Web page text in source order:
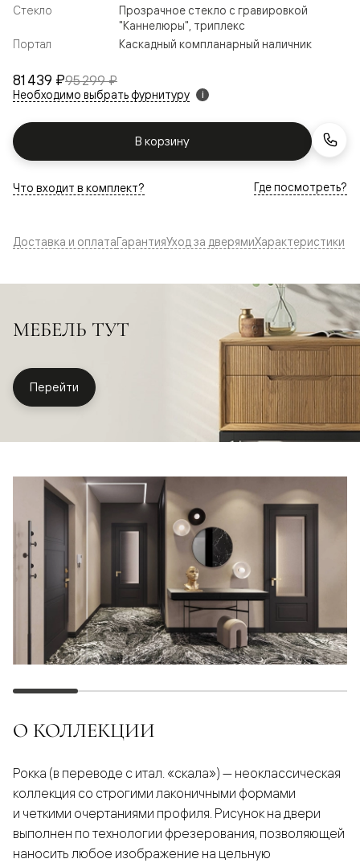
81 439 ₽95 299 ₽
Необходимо выбрать фурнитуру i
В корзину
Стекло
Прозрачное стекло с гравировкой
"Каннелюры", триплекс
Портал
Каскадный компланарный наличник
Что входит в комплект? Где посмотреть?
Доставка и оплатаГарантияУход за дверямиХарактеристики
МЕБЕЛЬ ТУТ
Перейти
О КОЛЛЕКЦИИ
Рокка (в переводе с итал. «скала») — неоклассическая
коллекция со строгими лаконичными формами
и четкими очертаниями профиля. Рисунок на двери
выполнен по технологии фрезерования, позволяющей
наносить любое изображение на цельную